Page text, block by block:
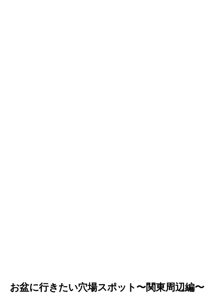
お盆に行きたい穴場スポット〜関東周辺編〜